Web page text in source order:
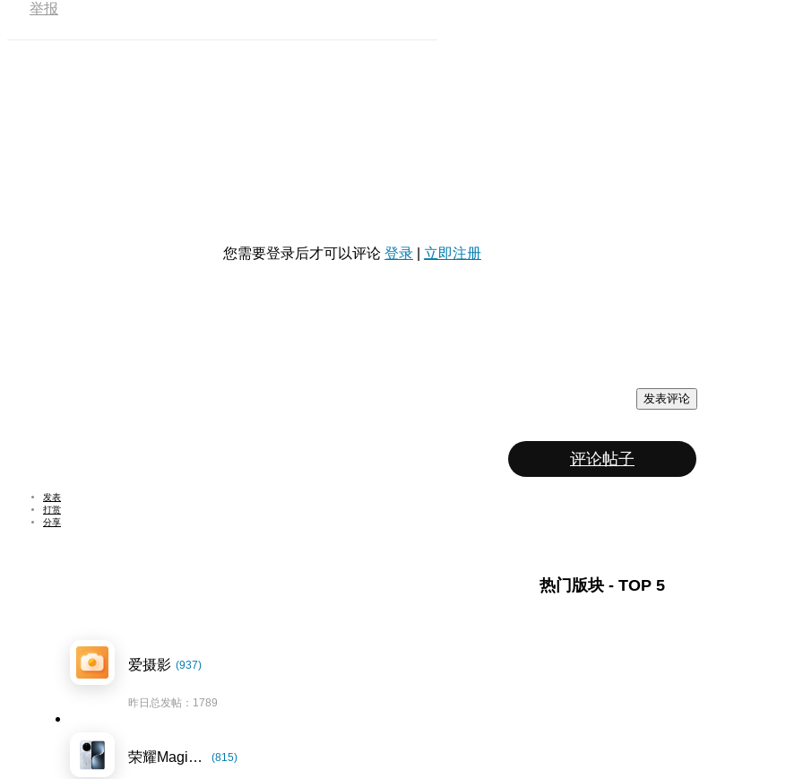
举报
您需要登录后才可以评论 登录 立即注册
发表评论
评论帖子
发表
打赏
分享
热门版块 - TOP 5
爱摄影 (937)
昨日总发帖：1789
荣耀Magic7系列 (815)